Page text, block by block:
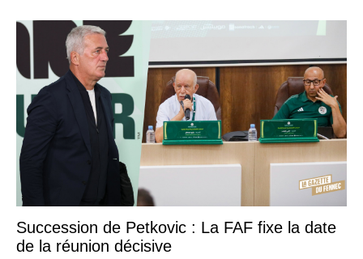
Succession de Petkovic : La FAF fixe la date
de la réunion décisive